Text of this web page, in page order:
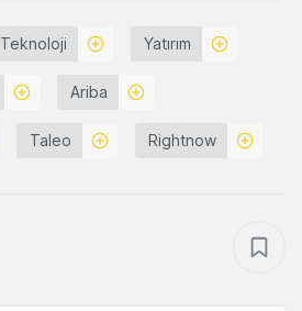
Teknoloji Yatırım
Ariba
Taleo Rightnow